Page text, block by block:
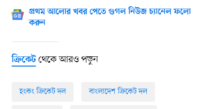
প্রথম আলোর খবর পেতে গুগল নিউজ চ্যানেল ফলো
করুন
ক্রিকেটথেকে আরও পড়ুন
হংকং ক্রিকেট দল বাংলাদেশ ক্রিকেট দল